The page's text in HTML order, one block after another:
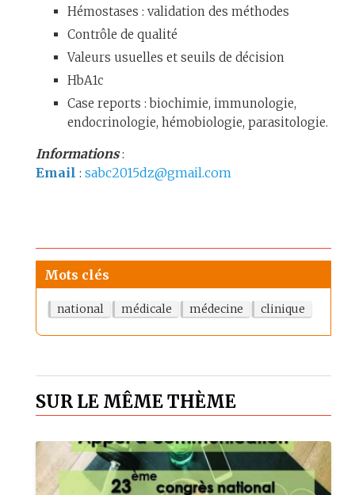
Hémostases : validation des méthodes
Contrôle de qualité
Valeurs usuelles et seuils de décision
HbA1c
Case reports : biochimie, immunologie,
endocrinologie, hémobiologie, parasitologie.
Informations :
Email : sabc2015dz@gmail.com
Mots clés
national médicale médecine clinique
SUR LE MÊME THÈME